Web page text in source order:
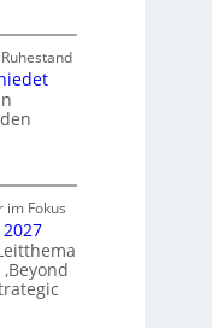
im Fokus